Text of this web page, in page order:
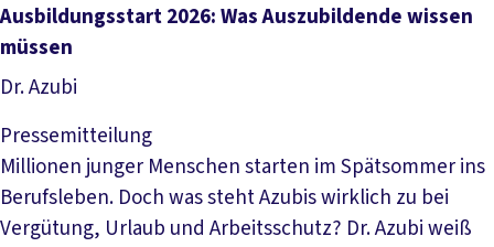
Artikel lesen
Ausbildungsstart 2026: Was Auszubildende wissen
müssen
Dr. Azubi
Pressemitteilung
Millionen junger Menschen starten im Spätsommer ins
Berufsleben. Doch was steht Azubis wirklich zu bei
Vergütung, Urlaub und Arbeitsschutz? Dr. Azubi weiß